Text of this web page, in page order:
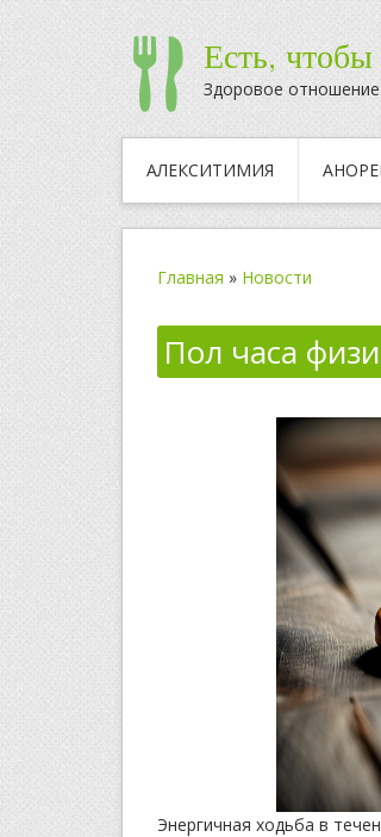
Есть,
Здоровое отношение
АЛЕКСИТИМИЯ
Главная » Новости
Пол часа
Энергичная ходьба в